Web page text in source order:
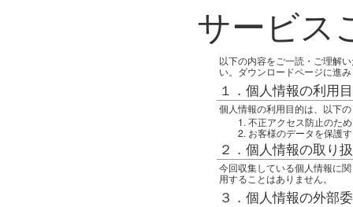
サービス
以下の内容をご一読・ご理解
い。ダウンロードページに進
１．個人情報の利用
個人情報の利用目的は、以下
不正アクセス防止のため
お客様のデータを保護
２．個人情報の取り
今回収集している個人情報に
用することはありません。
３．個人情報の外部